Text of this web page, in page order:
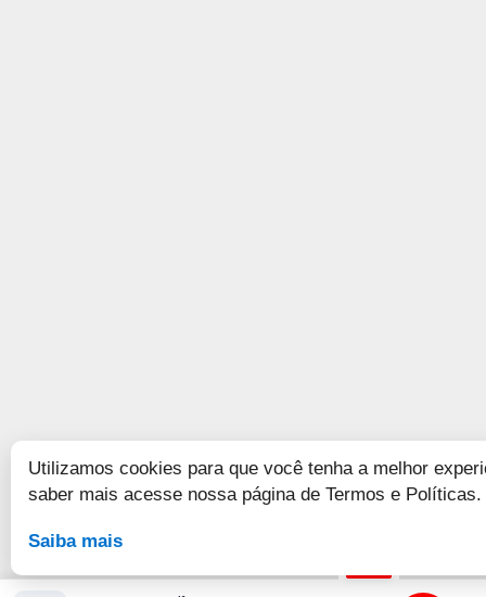
Utilizamos cookies para que você tenha a melhor
saber mais acesse nossa página de Termos e Políticas.
Saiba mais